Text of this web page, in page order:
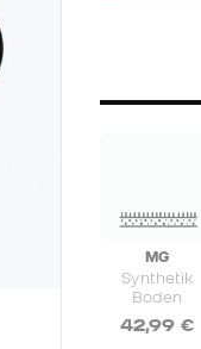
MG
Synthetik
Boden
42,99 €